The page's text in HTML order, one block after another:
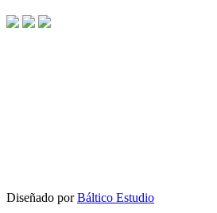
Diseñado porBáltico Estudio